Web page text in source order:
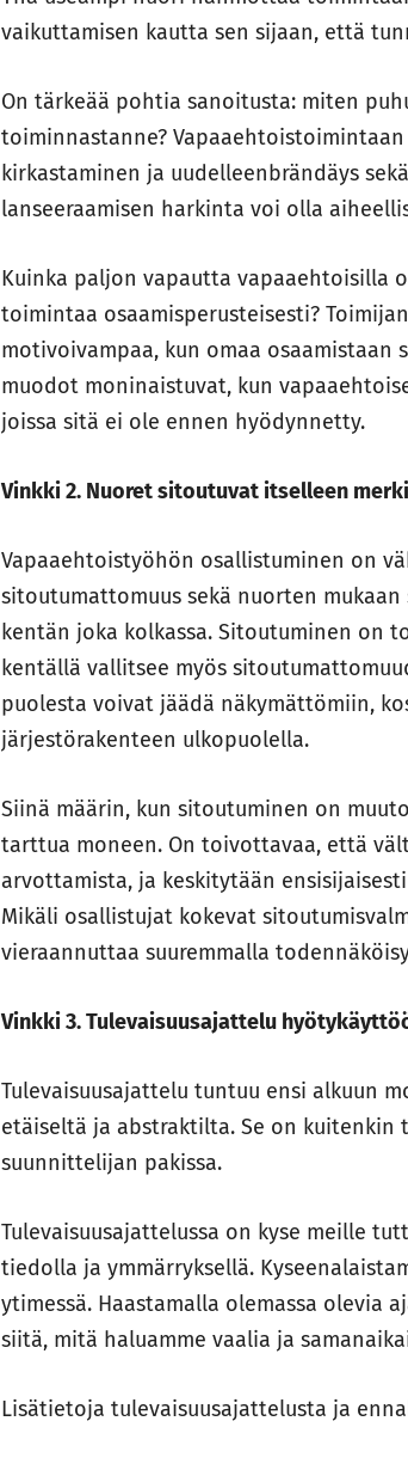
vaikuttamisen kautta sen sijaan, että
On tärkeää pohtia sanoitusta: miten
toiminnastanne?
kirkastaminen ja uudelleenbrändäys
lanseeraamisen harkinta voi olla
Kuinka paljon vapautta vapaaehtoisilla
toimintaa osaamisperusteisesti?
motivoivampaa, kun omaa
muodot moninaistuvat, kun
joissa sitä ei ole ennen hyödynnetty.
Vinkki 2. Nuoret sitoutuvat itselleen
Vapaaehtoistyöhön osallistuminen on
sitoutumattomuus sekä nuorten
kentän joka kolkassa. Sitoutuminen on
kentällä vallitsee myös
puolesta voivat jäädä näkymättömiin,
järjestörakenteen ulkopuolella.
Siinä määrin, kun sitoutuminen on
tarttua moneen. On toivottavaa, että
arvottamista, ja keskitytään
Mikäli osallistujat kokevat
vieraannuttaa suuremmalla
Vinkki 3. Tulevaisuusajattelu
Tulevaisuusajattelu tuntuu ensi alkuun
etäiseltä ja abstraktilta. Se on
suunnittelijan pakissa.
Tulevaisuusajattelussa on kyse meille
tiedolla ja ymmärryksellä.
ytimessä. Haastamalla olemassa olevia
siitä, mitä haluamme vaalia ja
Lisätietoja tulevaisuusajattelusta ja